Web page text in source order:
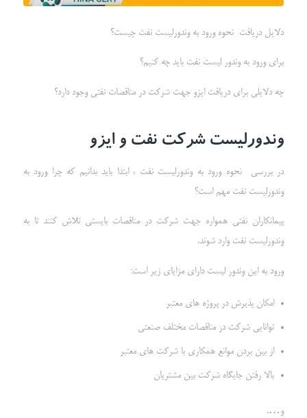
دلایل دریافت نحوه ورود به وندورلیست نفت چیست؟
برای ورود به وندور لیست نفت باید چه کنیم؟
چه دلایلی برای دریافت ایزو جهت شرکت در مناقصات نفتی وجود دارد؟
وندورلیست شرکت نفت و ایزو
در بررسی نحوه ورود به وندورلیست نفت ، ابتدا باید بدانیم که چرا ورود به
وندورلیست نفت مهم است؟
پیمانکاران نفتی همواره جهت شرکت در مناقصات بایستی تلاش کنند تا به
وندورلیست نفت وارد شوند.
ورود به این وندور لیست دارای مزایای زیر است:
امکان پذیرش در پروژه های معتبر
توانایی شرکت در مناقصات مختلف صنعتی
از بین بردن موانع همکاری با شرکت های معتبر
بالا رفتن جایگاه شرکت بین مشتریان
و….